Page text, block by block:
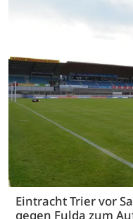
Eintracht Trier vor
gegen Fulda zum